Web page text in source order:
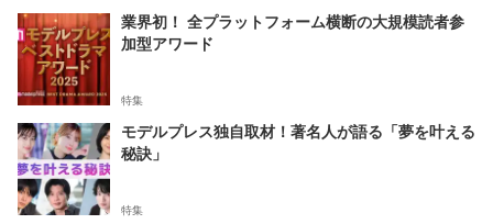
業界初！ 全プラットフォーム横断の大規模読者参
加型アワード
特集
モデルプレス独自取材！著名人が語る「夢を叶える
秘訣」
特集